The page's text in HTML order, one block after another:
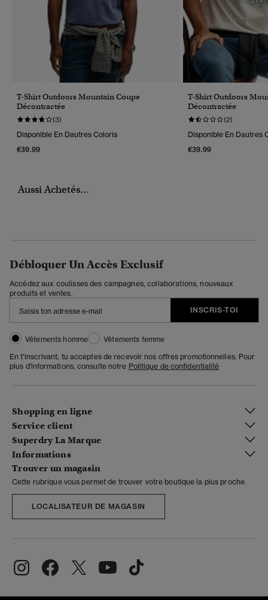
T-Shirt Outdoors Mountain Coupe
Décontractée
(3)
Disponible En Dautres Coloris
€39.99
T-Shirt Outdoors
Décontractée
(2)
Disponible En Dautres
€39.99
Aussi Achetés...
Débloquer Un Accès Exclusif
Accédez aux coulisses des campagnes, collaborations, nouveaux
produits et ventes.
INSCRIS-TOI
Vêtements homme
Vêtements femme
En t'inscrivant, tu acceptes de recevoir nos offres promotionnelles. Pour
plus d'informations, consulte notre Politique de confidentialité
Shopping en ligne
Service client
Superdry La Marque
Informations
Trouver un magasin
Cette rubrique vous permet de trouver votre boutique la plus proche.
LOCALISATEUR DE MAGASIN